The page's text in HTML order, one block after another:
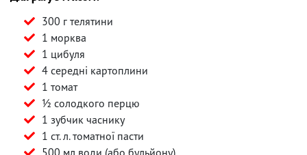
300 г телятини
1 морква
1 цибуля
4 середні картоплини
1 томат
½ солодкого перцю
1 зубчик часнику
1 ст. л. томатної пасти
500 мл води (або бульйону)